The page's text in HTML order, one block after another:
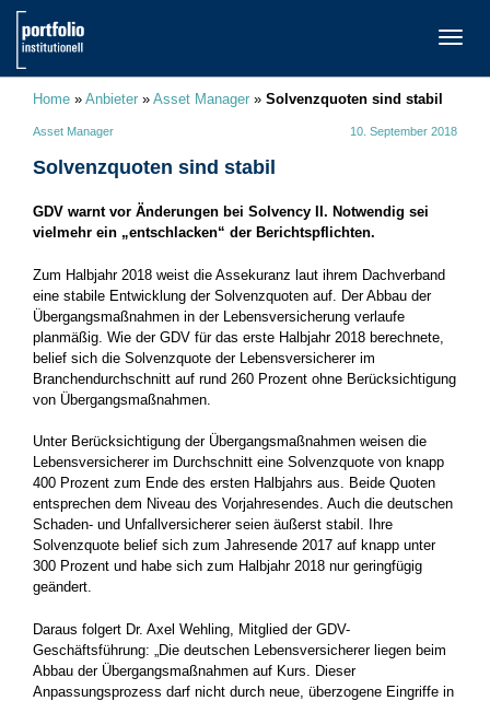
Home » Anbieter » Asset Manager » Solvenzquoten sind stabil
Asset Manager 10. September 2018
Solvenzquoten sind stabil
GDV warnt vor Änderungen bei Solvency II. Notwendig sei
vielmehr ein „entschlacken“ der Berichtspflichten.
Zum Halbjahr 2018 weist die Assekuranz laut ihrem Dachverband
eine stabile Entwicklung der Solvenzquoten auf. Der Abbau der
Übergangsmaßnahmen in der Lebensversicherung verlaufe
planmäßig. Wie der GDV für das erste Halbjahr 2018 berechnete,
belief sich die Solvenzquote der Lebensversicherer im
Branchendurchschnitt auf rund 260 Prozent ohne Berücksichtigung
von Übergangsmaßnahmen.
Unter Berücksichtigung der Übergangsmaßnahmen weisen die
Lebensversicherer im Durchschnitt eine Solvenzquote von knapp
400 Prozent zum Ende des ersten Halbjahrs aus. Beide Quoten
entsprechen dem Niveau des Vorjahresendes. Auch die deutschen
Schaden- und Unfallversicherer seien äußerst stabil. Ihre
Solvenzquote belief sich zum Jahresende 2017 auf knapp unter
300 Prozent und habe sich zum Halbjahr 2018 nur geringfügig
geändert.
Daraus folgert Dr. Axel Wehling, Mitglied der GDV-
Geschäftsführung: „Die deutschen Lebensversicherer liegen beim
Abbau der Übergangsmaßnahmen auf Kurs. Dieser
Anpassungsprozess darf nicht durch neue, überzogene Eingriffe in